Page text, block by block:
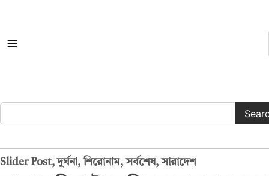
সকল ক্যাটাগরি
Slider Post,দুর্ঘনা,শিরোনাম,সর্বশেষ,সারাদেশ